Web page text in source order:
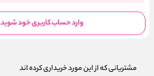
وارد حساب کاربری خود شوید
مشتریانی که از این مورد خریداری کرده اند